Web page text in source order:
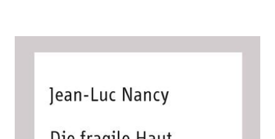
Zur Wunschliste hinzufügen
Jean-Luc Nancy